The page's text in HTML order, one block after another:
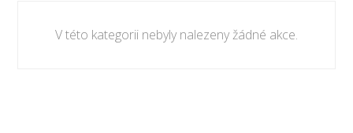
V této kategorii nebyly nalezeny žádné akce.